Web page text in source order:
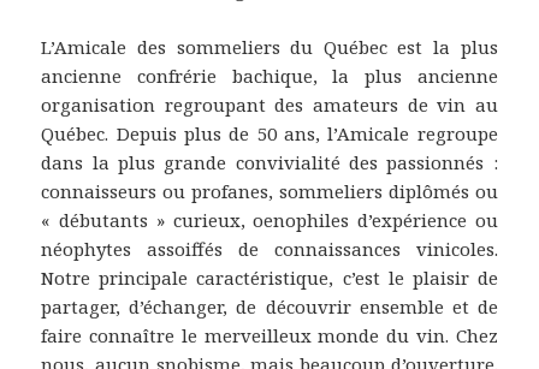
L’Amicale des sommeliers du Québec est la plus
ancienne confrérie bachique, la plus ancienne
organisation regroupant des amateurs de vin au
Québec. Depuis plus de 50 ans, l’Amicale regroupe
dans la plus grande convivialité des passionnés :
connaisseurs ou profanes, sommeliers diplômés ou
« débutants » curieux, oenophiles d’expérience ou
néophytes assoiffés de connaissances vinicoles.
Notre principale caractéristique, c’est le plaisir de
partager, d’échanger, de découvrir ensemble et de
faire connaître le merveilleux monde du vin. Chez